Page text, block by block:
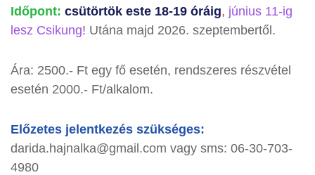
Időpont: csütörtök este 18-19 óráig, június 11-ig
lesz Csikung! Utána majd 2026. szeptembertől.
Ára: 2500.- Ft egy fő esetén, rendszeres részvétel
esetén 2000.- Ft/alkalom.
Előzetes jelentkezés szükséges:
darida.hajnalka@gmail.com vagy sms: 06-30-703-
4980